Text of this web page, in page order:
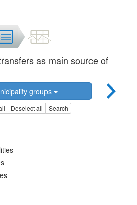
as main source of
groups
Deselect all Search